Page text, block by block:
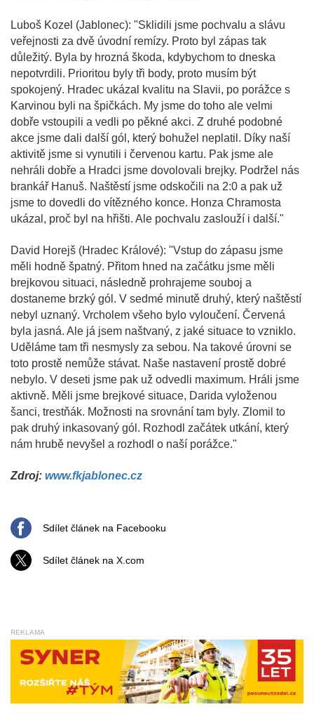
Luboš Kozel (Jablonec): "Sklidili jsme pochvalu a slávu
veřejnosti za dvě úvodní remízy. Proto byl zápas tak
důležitý. Byla by hrozná škoda, kdybychom to dneska
nepotvrdili. Prioritou byly tři body, proto musím být
spokojený. Hradec ukázal kvalitu na Slavii, po porážce s
Karvinou byli na špičkách. My jsme do toho ale velmi
dobře vstoupili a vedli po pěkné akci. Z druhé podobné
akce jsme dali další gól, který bohužel neplatil. Díky naší
aktivitě jsme si vynutili i červenou kartu. Pak jsme ale
nehráli dobře a Hradci jsme dovolovali brejky. Podržel nás
brankář Hanuš. Naštěstí jsme odskočili na 2:0 a pak už
jsme to dovedli do vítězného konce. Honza Chramosta
ukázal, proč byl na hřišti. Ale pochvalu zaslouží i další."
David Horejš (Hradec Králové): "Vstup do zápasu jsme
měli hodně špatný. Přitom hned na začátku jsme měli
brejkovou situaci, následně prohrajeme souboj a
dostaneme brzký gól. V sedmé minutě druhý, který naštěstí
nebyl uznaný. Vrcholem všeho bylo vyloučení. Červená
byla jasná. Ale já jsem naštvaný, z jaké situace to vzniklo.
Uděláme tam tři nesmysly za sebou. Na takové úrovni se
toto prostě nemůže stávat. Naše nastavení prostě dobré
nebylo. V deseti jsme pak už odvedli maximum. Hráli jsme
aktivně. Měli jsme brejkové situace, Darida vyloženou
šanci, trestňák. Možnosti na srovnání tam byly. Zlomil to
pak druhý inkasovaný gól. Rozhodl začátek utkání, který
nám hrubě nevyšel a rozhodl o naší porážce."
Zdroj: www.fkjablonec.cz
Sdílet článek na Facebooku
Sdílet článek na X.com
REKLAMA